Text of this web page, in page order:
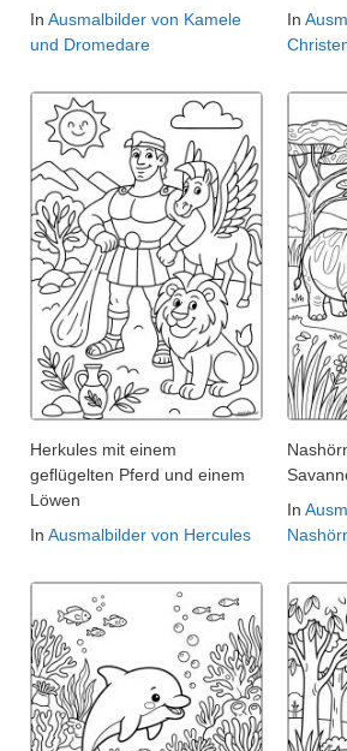
In Ausmalbilder von Kamele
und Dromedare
In
Herkules mit einem
geflügelten Pferd und einem
Löwen
In Ausmalbilder von Hercules
In